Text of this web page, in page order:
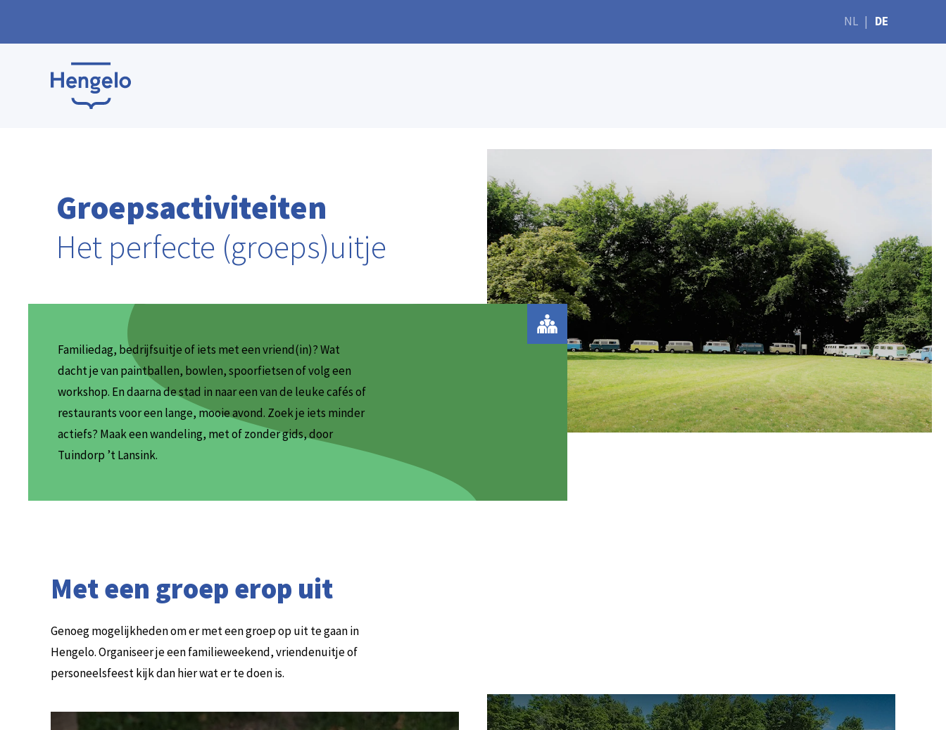
NL | DE
Groepsactiviteiten
Het perfecte (groeps)uitje
Familiedag, bedrijfsuitje of iets met een vriend(in)? Wat
dacht je van paintballen, bowlen, spoorfietsen of volg een
workshop. En daarna de stad in naar een van de leuke cafés of
restaurants voor een lange, mooie avond. Zoek je iets minder
actiefs? Maak een wandeling, met of zonder gids, door
Tuindorp ’t Lansink.
Met een groep erop uit
Genoeg mogelijkheden om er met een groep op uit te gaan in
Hengelo. Organiseer je een familieweekend, vriendenuitje of
personeelsfeest kijk dan hier wat er te doen is.